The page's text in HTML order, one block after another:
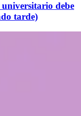
universitario debe
tarde)